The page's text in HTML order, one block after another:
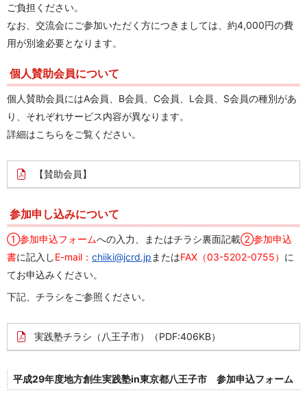
ご負担ください。
なお、交流会にご参加いただく方につきましては、約4,000円の費
用が別途必要となります。
個人賛助会員について
個人賛助会員にはA会員、B会員、C会員、L会員、S会員の種別があ
り、それぞれサービス内容が異なります。
詳細はこちらをご覧ください。
【賛助会員】
参加申し込みについて
①参加申込フォームへの入力、またはチラシ裏面記載②参加申込
書に記入しE-mail： chiiki@jcrd.jp またはFAX（03-5202-0755） に
てお申込みください。
下記、チラシをご参照ください。
実践塾チラシ（八王子市） （PDF:406KB）
平成29年度地方創生実践塾in東京都八王子市 参加申込フォーム